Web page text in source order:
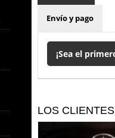
Envío y pago
¡Sea el
LOS